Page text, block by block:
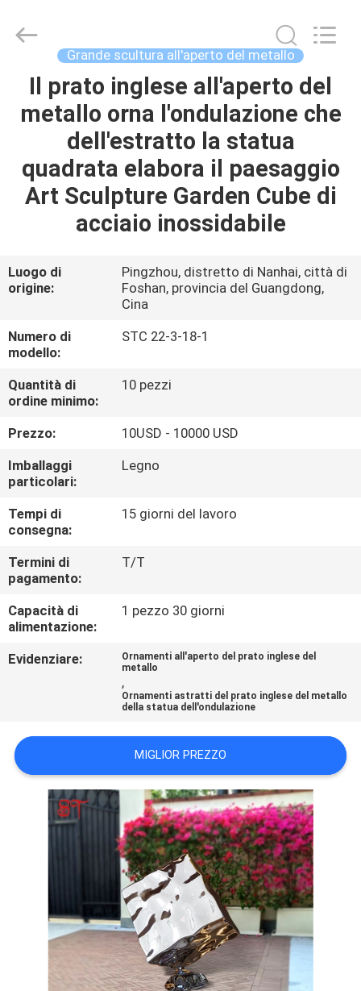
CASA.
PRODOTTI
VIDEO
DI
NOI
VISITA
ALLA
FABBRICA
CONTROLLO
DELLA
QUALITÀ
CONTATTACI
NOTIZIE
CASI
UN
PREVENTIVO
MAPPA
PRIVACY
POLICY
Crafts
Grande scultura all'aperto del metallo
Il prato inglese all'aperto del
metallo orna l'ondulazione che
dell'estratto la statua
quadrata elabora il paesaggio
Art Sculpture Garden Cube di
acciaio inossidabile
Luogo di
origine:
Pingzhou, distretto di Nanhai, città di
Foshan, provincia del Guangdong,
Cina
Numero di
modello:
STC 22-3-18-1
Quantità di
ordine minimo:
10 pezzi
Prezzo:
10USD - 10000 USD
Imballaggi
particolari:
Legno
Tempi di
consegna:
15 giorni del lavoro
Termini di
pagamento:
T/T
Capacità di
alimentazione:
1 pezzo 30 giorni
Evidenziare:
Ornamenti all'aperto del prato inglese del
metallo
,
Ornamenti astratti del prato inglese del metallo
della statua dell'ondulazione
MIGLIOR PREZZO